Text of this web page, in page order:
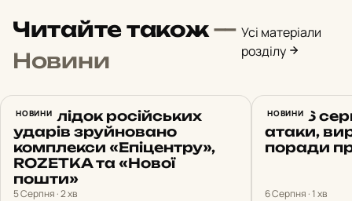
Читайте також—
Новини
Усі матеріали
розділу
НОВИНИ
Внаслідок російських
ударів зруйновано
комплекси «Епіцентру»,
ROZETKA та «Нової
пошти»
5 Серпня · 2 хв
НОВИНИ
Київ 6
атаки,
поради
6 Серпня · 1 хв